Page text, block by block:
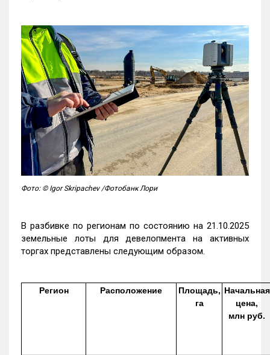
Фото: © Igor Skripachev /Фотобанк Лори
В разбивке по регионам по состоянию на 21.10.2025
земельные лоты для девелопмента на активных
торгах представлены следующим образом.
Регион Расположение
Площадь,
га
Начальная
цена,
млн руб.